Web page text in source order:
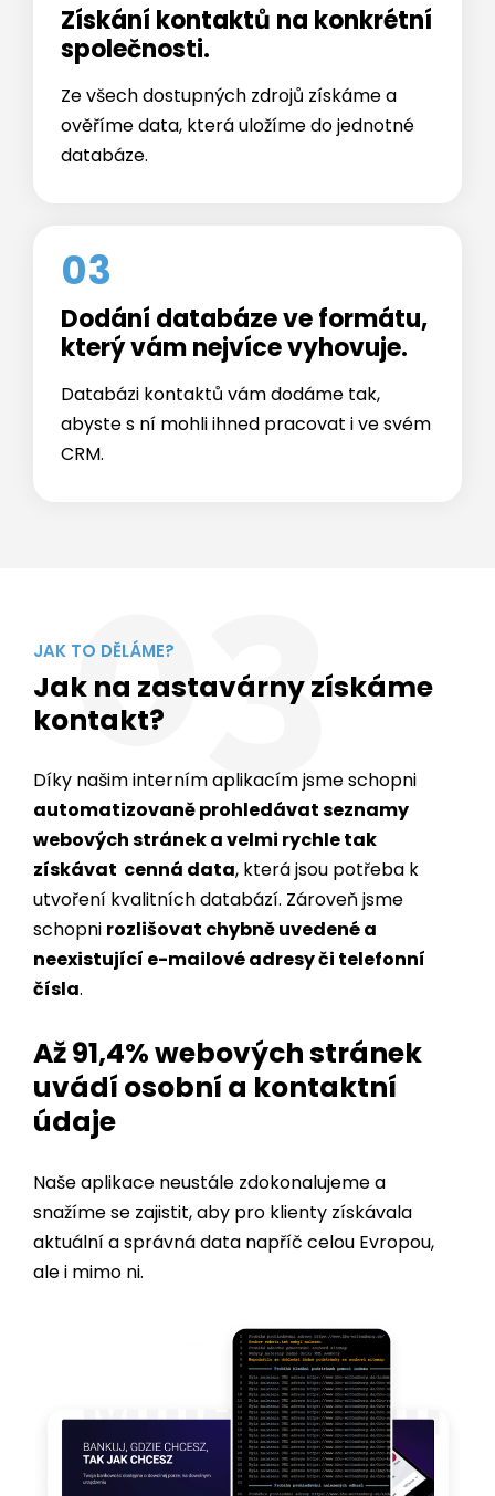
Získání kontaktů na konkrétní
společnosti.
Ze všech dostupných zdrojů získáme a
ověříme data, která uložíme do jednotné
databáze.
03
Dodání databáze ve formátu,
který vám nejvíce vyhovuje.
Databázi kontaktů vám dodáme tak,
abyste s ní mohli ihned pracovat i ve svém
CRM.
03
JAK TO DĚLÁME?
Jak na zastavárny získáme
kontakt?
Díky našim interním aplikacím jsme schopni
automatizovaně prohledávat seznamy
webových stránek a velmi rychle tak
získávat cenná data, která jsou potřeba k
utvoření kvalitních databází. Zároveň jsme
schopni rozlišovat chybně uvedené a
neexistující e-mailové adresy či telefonní
čísla.
Až 91,4% webových stránek
uvádí osobní a kontaktní
údaje
Naše aplikace neustále zdokonalujeme a
snažíme se zajistit, aby pro klienty získávala
aktuální a správná data napříč celou Evropou,
ale i mimo ni.